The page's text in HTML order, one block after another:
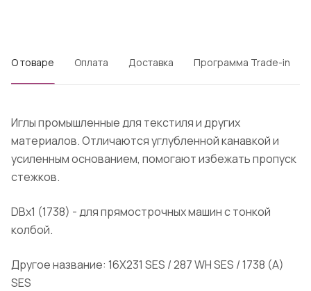
О товаре Оплата Доставка Программа Trade-in
Иглы промышленные для текстиля и других
материалов. Отличаются углубленной канавкой и
усиленным основанием, помогают избежать пропуск
стежков.
DBx1 (1738) - для прямострочных машин с тонкой
колбой.
Другое название: 16X231 SES / 287 WH SES / 1738 (A)
SES